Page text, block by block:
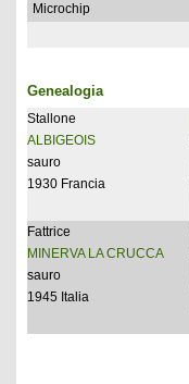
Microchip
Genealogia
Stallone
ALBIGEOIS
sauro
1930 Francia
Fattrice
MINERVA LA CRUCCA
sauro
1945 Italia